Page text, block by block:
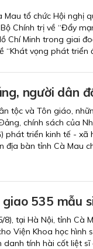
Mau tổ chức Hội nghị
Chính trị về “Đẩy
Chí Minh trong giai
“Khát vọng phát triển
người dân
tộc và Tôn giáo,
chính sách của
phát triển kinh tế -
địa bàn tỉnh Cà Mau
535 mẫu
tại Hà Nội, tỉnh Cà
Viện Khoa học hình
danh tính hài cốt liệt sĩ